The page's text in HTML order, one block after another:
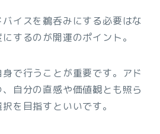
イスを鵜呑みにする必要はな
するのが開運のポイント。
で行うことが重要です。アド
自分の直感や価値観とも照ら
を目指すといいです。